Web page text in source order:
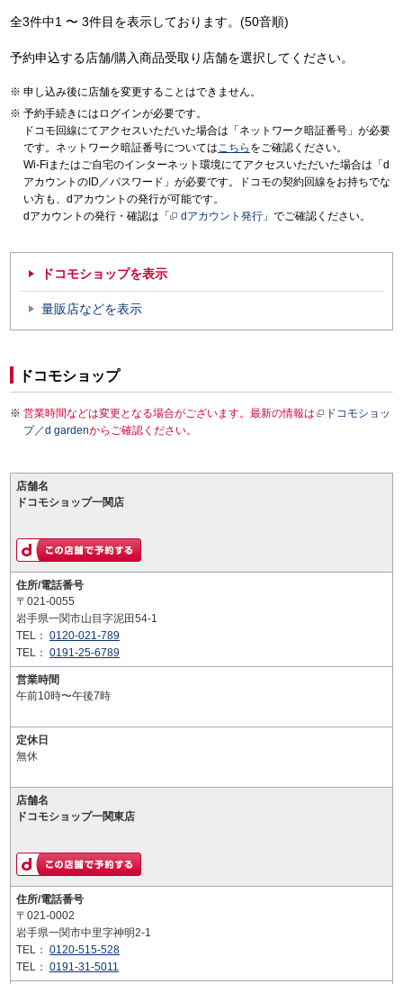
全3件中1 〜 3件目を表示しております。(50音順)
予約申込する店舗/購入商品受取り店舗を選択してください。
申し込み後に店舗を変更することはできません。
予約手続きにはログインが必要です。
ドコモ回線にてアクセスいただいた場合は「ネットワーク暗証番号」が必要
です。ネットワーク暗証番号についてはこちら をご確認ください。
Wi-Fiまたはご自宅のインターネット環境にてアクセスいただいた場合は「d
アカウントのID／パスワード」が必要です。ドコモの契約回線をお持ちでな
い方も、dアカウントの発行が可能です。
dアカウントの発行・確認は「
dアカウント発行 」でご確認ください。
ドコモショップを表示
量販店などを表示
ドコモショップ
営業時間などは変更となる場合がございます。最新の情報は
ドコモショッ
プ／d gardenからご確認ください。
店舗名
ドコモショップ一関店
住所/電話番号
〒021-0055
岩手県一関市山目字泥田54-1
TEL： 0120-021-789
TEL： 0191-25-6789
営業時間
午前10時〜午後7時
定休日
無休
店舗名
ドコモショップ一関東店
住所/電話番号
〒021-0002
岩手県一関市中里字神明2-1
TEL： 0120-515-528
TEL： 0191-31-5011